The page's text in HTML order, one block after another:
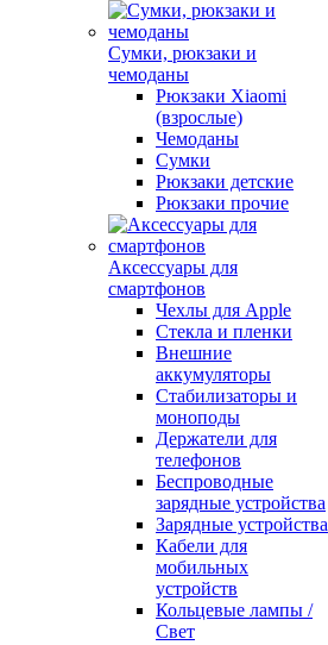
Сумки, рюкзаки и
чемоданы
Рюкзаки Xiaomi
(взрослые)
Чемоданы
Сумки
Рюкзаки детские
Рюкзаки прочие
Аксессуары для
смартфонов
Чехлы для Apple
Стекла и пленки
Внешние
аккумуляторы
Стабилизаторы и
моноподы
Держатели для
телефонов
Беспроводные
зарядные устройства
Зарядные устройства
Кабели для
мобильных
устройств
Кольцевые лампы /
Свет